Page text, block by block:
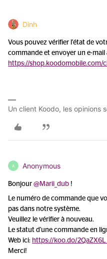
Dinh
Vous pouvez vérifier l'état de
commande et envoyer un e-mail
https://shop.koodomobile.com/
Un client Koodo, les opinions
A Anonymous
Bonjour @Marii_dub !
Le numéro de commande que
pas dans notre système.
Veuillez le vérifier à nouveau.
Le statut d'une commande en
Web ici: https://koo.do/2QaZX6L
Merci!